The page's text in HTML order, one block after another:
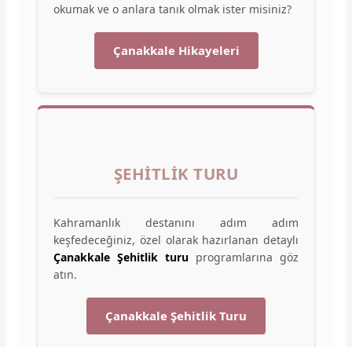
okumak ve o anlara tanık olmak ister misiniz?
Çanakkale Hikayeleri
ŞEHITLIK TURU
Kahramanlık destanını adım adım
keşfedeceğiniz, özel olarak hazırlanan detaylı
Çanakkale Şehitlik turu programlarına göz
atın.
Çanakkale Şehitlik Turu